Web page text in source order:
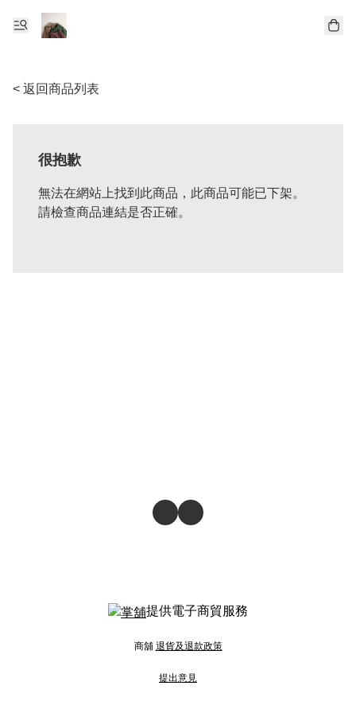
< 返回商品列表
很抱歉
無法在網站上找到此商品，此商品可能已下架。
請檢查商品連結是否正確。
提供電子商貿服務
商舖 退貨及退款政策
提出意見